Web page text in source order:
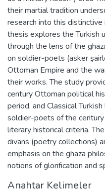
their martial tradition
research into this
thesis explores the Turkish
through the lens of the
on soldier-poets (asker
Ottoman Empire and the
their works. The study
century Ottoman political
period, and Classical
soldier-poets of the
literary historical criteria.
divans (poetry collections)
emphasis on the ghaza
notions of glorification and
Anahtar Kelimeler